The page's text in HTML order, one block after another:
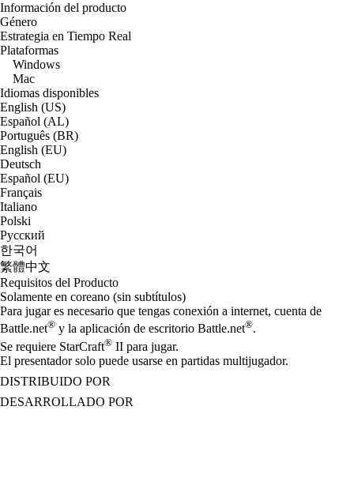
Información del producto
Género
Estrategia en Tiempo Real
Plataformas
Windows
Mac
Idiomas disponibles
English (US)
Español (AL)
Português (BR)
English (EU)
Deutsch
Español (EU)
Français
Italiano
Polski
Русский
한국어
繁體中文
Requisitos del Producto
Solamente en coreano (sin subtítulos)
Para jugar es necesario que tengas conexión a internet, cuenta de
Battle.net® y la aplicación de escritorio Battle.net®.
Se requiere StarCraft® II para jugar.
El presentador solo puede usarse en partidas multijugador.
DISTRIBUIDO POR
DESARROLLADO POR